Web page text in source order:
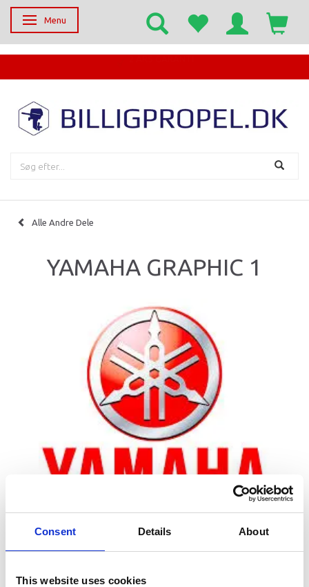
Consent Details About
This website uses cookies
Skifte navigation
Menu
Alle Andre Dele
YAMAHA GRAPHIC 1